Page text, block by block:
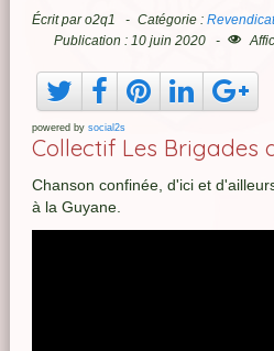
Écrit paro2q1 Catégorie :
Publication : 10 juin 2020
powered by social2s
Collectif Les Brigades
Chanson confinée, d'ici et
à la Guyane.